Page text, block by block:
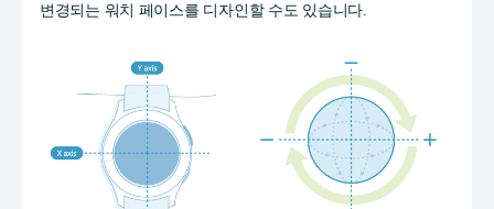
변경되는 워치 페이스를 디자인할 수도 있습니다.